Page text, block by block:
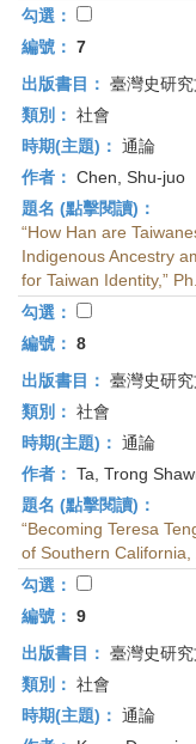
勾選：
編號： 7
出版書目： 臺灣史研
類別： 社會
時期(主題)： 通論
作者： Chen, Shu-juo
題名 (點擊閱讀)：
“How Han are
Indigenous Ancestry
for Taiwan Identity,”
勾選：
編號： 8
出版書目： 臺灣史研
類別： 社會
時期(主題)： 通論
作者： Ta, Trong
題名 (點擊閱讀)：
“Becoming Teresa
of Southern California,
勾選：
編號： 9
出版書目： 臺灣史研
類別： 社會
時期(主題)： 通論